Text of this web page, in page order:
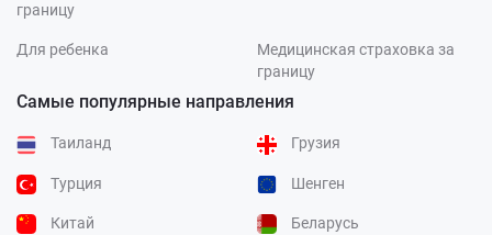
границу
Для ребенка
Медицинская страховка за
границу
Самые популярные направления
Таиланд Грузия
Турция Шенген
Китай Беларусь